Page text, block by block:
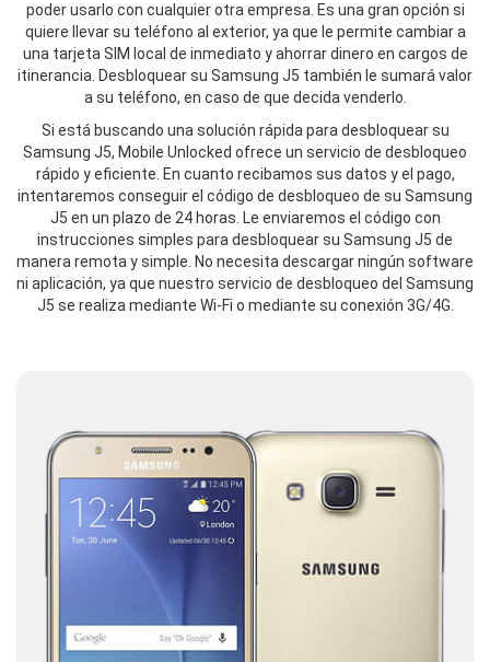
poder usarlo con cualquier otra empresa. Es una gran opción si
quiere llevar su teléfono al exterior, ya que le permite cambiar a
una tarjeta SIM local de inmediato y ahorrar dinero en cargos de
itinerancia. Desbloquear su Samsung J5 también le sumará valor
a su teléfono, en caso de que decida venderlo.
Si está buscando una solución rápida para desbloquear su
Samsung J5, Mobile Unlocked ofrece un servicio de desbloqueo
rápido y eficiente. En cuanto recibamos sus datos y el pago,
intentaremos conseguir el código de desbloqueo de su Samsung
J5 en un plazo de 24 horas. Le enviaremos el código con
instrucciones simples para desbloquear su Samsung J5 de
manera remota y simple. No necesita descargar ningún software
ni aplicación, ya que nuestro servicio de desbloqueo del Samsung
J5 se realiza mediante Wi-Fi o mediante su conexión 3G/4G.